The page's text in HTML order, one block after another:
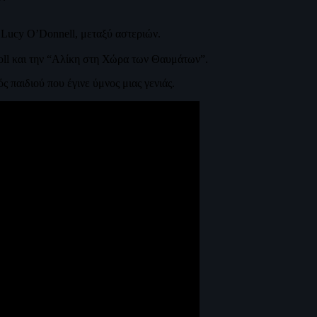
O’Donnell, μεταξύ αστεριών.
και την “Αλίκη στη Χώρα των Θαυμάτων”.
που έγινε ύμνος μιας γενιάς.